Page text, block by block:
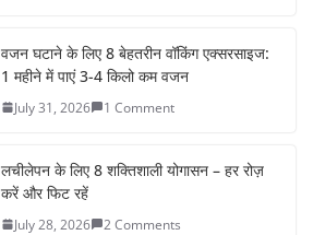
e
वजन घटाने के लिए 8 बेहतरीन वॉकिंग एक्सरसाइज:
1 महीने में पाएं 3-4 किलो कम वजन
July 31, 2026 1 Comment
लचीलेपन के लिए 8 शक्तिशाली योगासन – हर रोज़
करें और फिट रहें
July 28, 2026 2 Comments